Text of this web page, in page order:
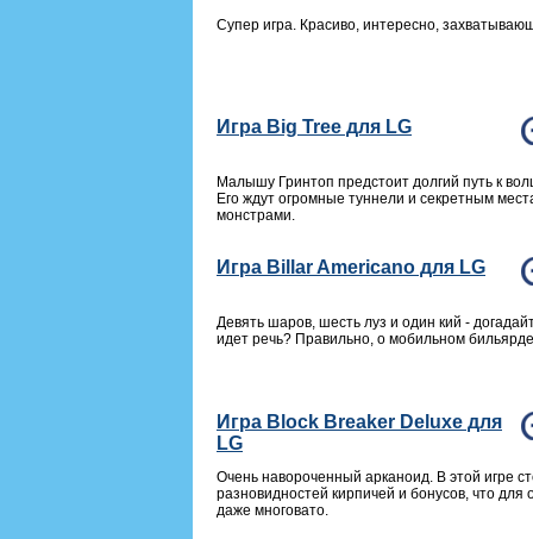
Супер игра. Красиво, интересно,
Игра Big Tree для LG
Малышу Гринтоп предстоит долгий путь к
Его ждут огромные туннели и секретным
монстрами.
Игра Billar Americano для LG
Девять шаров, шесть луз и один кий -
идет речь? Правильно, о мобильном
Игра Block Breaker Deluxe для
LG
Очень навороченный арканоид. В этой игре
разновидностей кирпичей и бонусов, что для
даже многовато.